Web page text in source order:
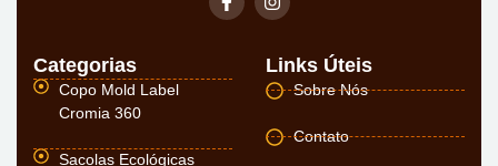
Categorias
Copo Mold Label
Cromia 360
Sacolas Ecológicas
Links Úteis
Sobre Nós
Contato